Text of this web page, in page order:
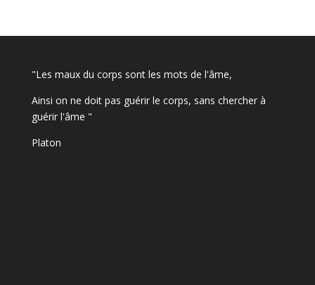
"Les maux du corps sont les mots de l'âme,
Ainsi on ne doit pas guérir le corps, sans chercher à
guérir l'âme "
Platon